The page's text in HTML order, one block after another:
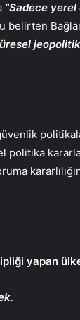
“Sadece
belirten
politika
yapan